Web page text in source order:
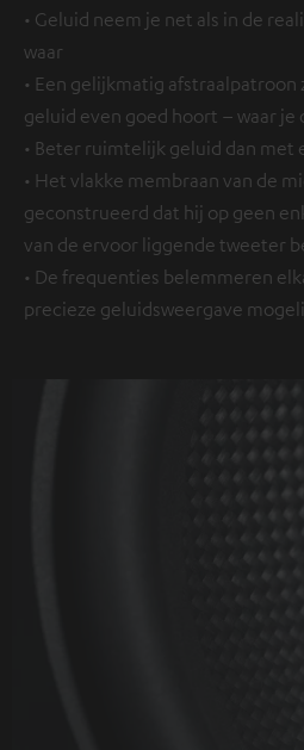
• Geluid neem je net als in de
waar
• Een gelijkmatig
geluid even goed hoort – waar je
• Beter ruimtelijk geluid dan met
• Het vlakke membraan van de
geconstrueerd dat hij op geen
van de ervoor liggende tweeter
• De frequenties belemmeren
precieze geluidsweergave